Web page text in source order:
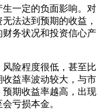
一定的负面影响。对
法达到预期的收益，
务状况和投资信心产
险程度很低，甚至比
益率波动较大，与市
期收益率越高，出现
亏损本金。